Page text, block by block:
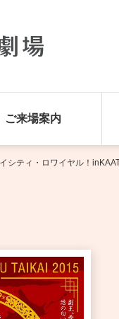
ご来場案内
ティ・ロワイヤル！